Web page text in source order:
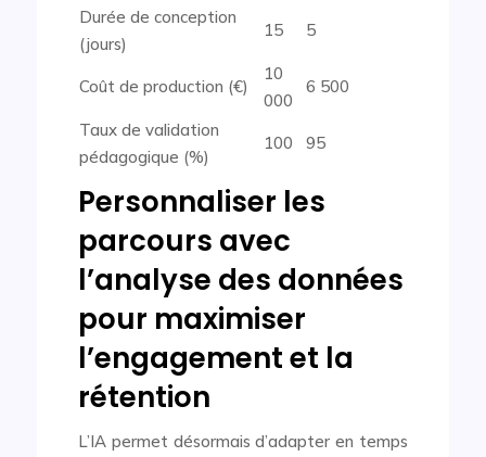
Durée de conception
(jours)
15 5
Coût de production (€)
10
000
6 500
Taux de validation
pédagogique (%)
100 95
Personnaliser les
parcours avec
l’analyse des données
pour maximiser
l’engagement et la
rétention
L’IA permet désormais d’adapter en temps